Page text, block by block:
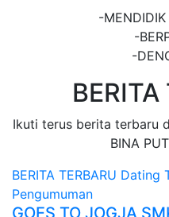
-
-
-
BERITA
Ikuti terus berita terbaru
BINA
BERITA TERBARU Dating
Pengumuman